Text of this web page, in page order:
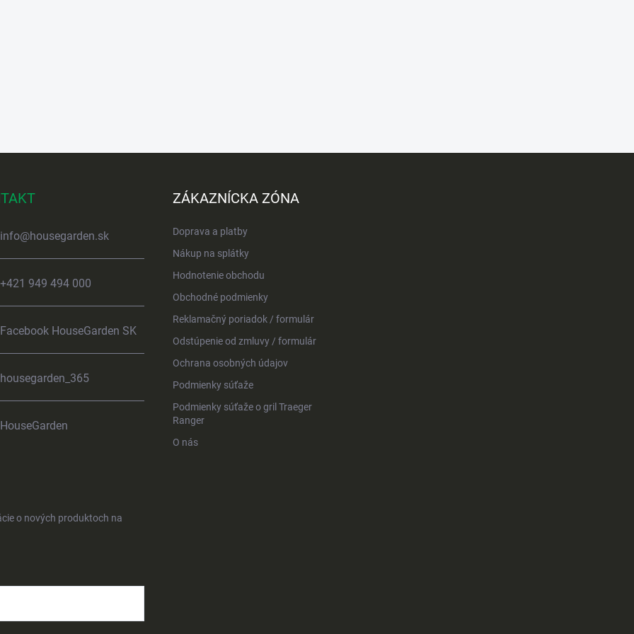
info@housegarden.sk
+421 949 494 000
Facebook HouseGarden SK
housegarden_365
HouseGarden
ZÁKAZNÍCKA ZÓNA
Doprava a platby
Nákup na splátky
Hodnotenie obchodu
Obchodné podmienky
Reklamačný poriadok / formulár
Odstúpenie od zmluvy / formulár
Ochrana osobných údajov
Podmienky súťaže
Podmienky súťaže o gril Traeger
Ranger
O nás
o nových produktoch na